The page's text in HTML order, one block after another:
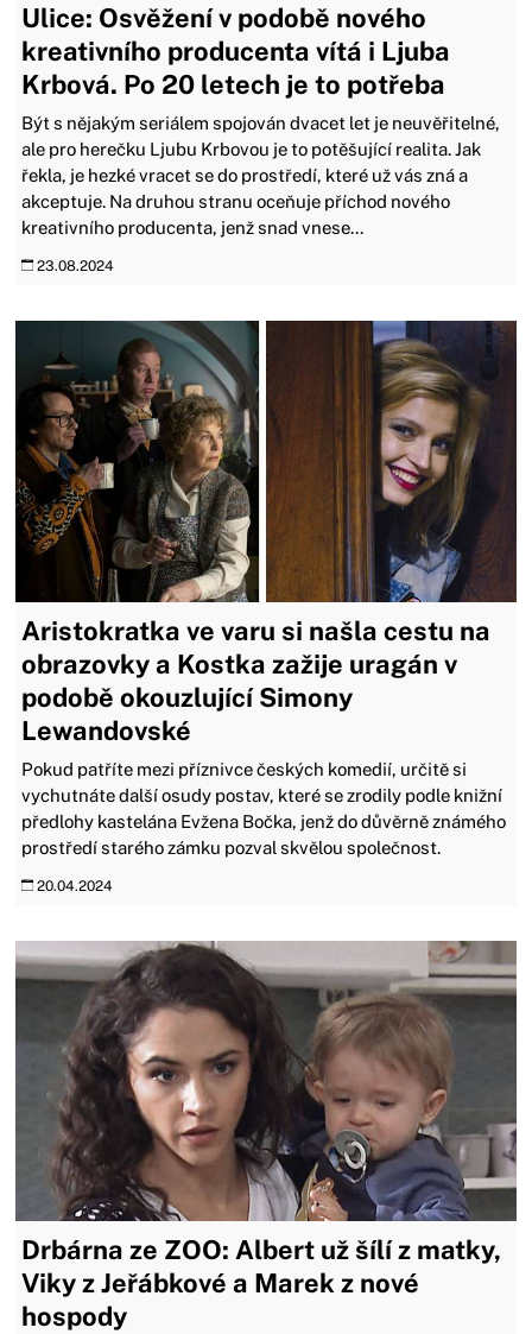
Ulice: Osvěžení v podobě nového
kreativního producenta vítá i Ljuba
Krbová. Po 20 letech je to potřeba
Být s nějakým seriálem spojován dvacet let je neuvěřitelné,
ale pro herečku Ljubu Krbovou je to potěšující realita. Jak
řekla, je hezké vracet se do prostředí, které už vás zná a
akceptuje. Na druhou stranu oceňuje příchod nového
kreativního producenta, jenž snad vnese...
23.08.2024
Aristokratka ve varu si našla cestu na
obrazovky a Kostka zažije uragán v
podobě okouzlující Simony
Lewandovské
Pokud patříte mezi příznivce českých komedií, určitě si
vychutnáte další osudy postav, které se zrodily podle knižní
předlohy kastelána Evžena Bočka, jenž do důvěrně známého
prostředí starého zámku pozval skvělou společnost.
20.04.2024
Drbárna ze ZOO: Albert už šílí z matky,
Viky z Jeřábkové a Marek z nové
hospody